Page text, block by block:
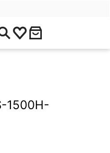
$
0
.
1500H-